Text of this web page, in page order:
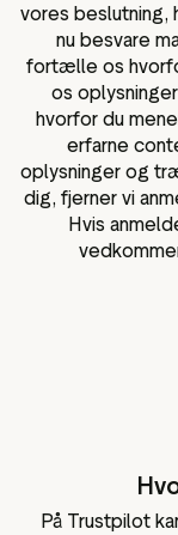
vores beslutning,
nu besvare
fortælle os
os
hvorfor du
erfarne
oplysninger og
dig, fjerner vi
Hvis
På Trustpilot